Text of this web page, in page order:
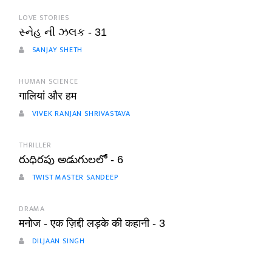
LOVE STORIES
સ્નેહ ની ઝલક - 31
SANJAY SHETH
HUMAN SCIENCE
गालियां और हम
VIVEK RANJAN SHRIVASTAVA
THRILLER
రుధిరపు అడుగులలో - 6
TWIST MASTER SANDEEP
DRAMA
मनोज - एक ज़िद्दी लड़के की कहानी - 3
DILJAAN SINGH